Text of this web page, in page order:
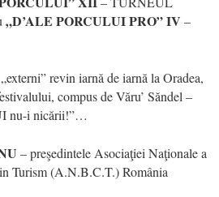
„D’ALE PORCULUI PRO” IV –
revin iarnă de iarnă la Oradea,
compus de Văru’ Săndel –
nu-i nicării!”…
– preşedintele Asociaţiei Naţionale a
Turism (A.N.B.C.T.) România